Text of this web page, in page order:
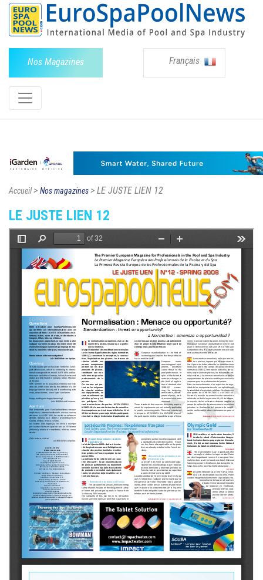
Nos Magazines Français
Accueil> Nos magazines> LE JUSTE LIEN 12
LE JUSTE LIEN 12